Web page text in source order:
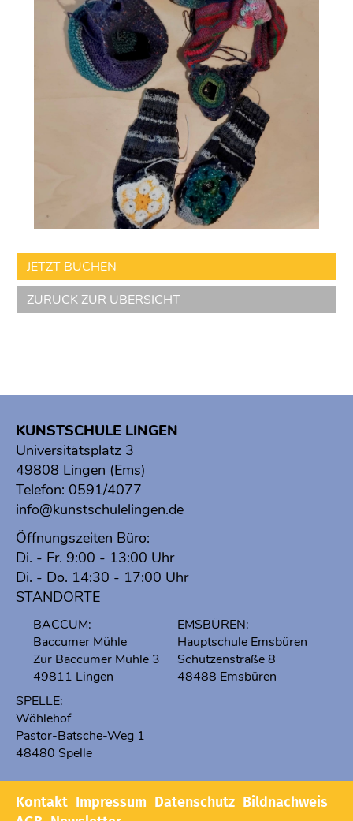
JETZT BUCHEN
ZURÜCK ZUR ÜBERSICHT
KUNSTSCHULE LINGEN
Universitätsplatz 3
49808 Lingen (Ems)
Telefon: 0591/4077
info@kunstschulelingen.de
Öffnungszeiten Büro:
Di. - Fr. 9:00 - 13:00 Uhr
Di. - Do. 14:30 - 17:00 Uhr
STANDORTE
BACCUM:
Baccumer Mühle
Zur Baccumer Mühle 3
49811 Lingen
EMSBÜREN:
Hauptschule Emsbüren
Schützenstraße 8
48488 Emsbüren
SPELLE:
Wöhlehof
Pastor-Batsche-Weg 1
48480 Spelle
Kontakt Impressum Datenschutz Bildnachweis